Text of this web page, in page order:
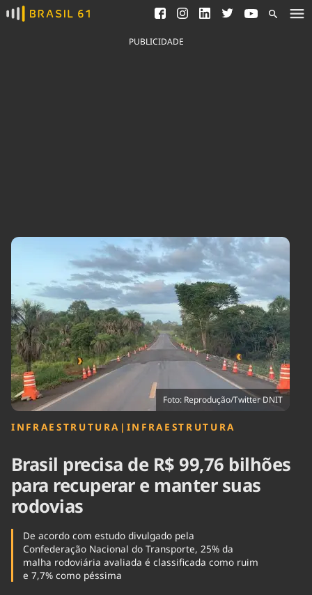
Ver todas as notícias
Saneamento
Indicadores
Brasil Mineral
Ciência &
Tecnologia
Cinema
Comportamento
Cultura
Economia
Educação
Infraestrutura
Internacional
Meio Ambiente
Podcast
Política
Saúde
Tempo
PUBLICIDADE
Foto: Reprodução/Twitter DNIT
INFRAESTRUTURA | INFRAESTRUTURA
Brasil precisa de R$ 99,76 bilhões
para recuperar e manter suas
rodovias
De acordo com estudo divulgado pela
Confederação Nacional do Transporte, 25% da
malha rodoviária avaliada é classificada como ruim
e 7,7% como péssima